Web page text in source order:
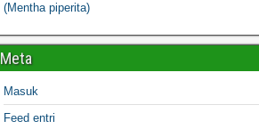
(Mentha piperita)
Meta
Masuk
Feed entri